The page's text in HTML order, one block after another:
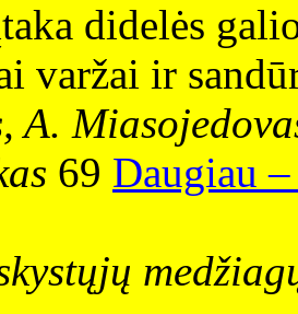
didelės
varžai ir
A.
69 Daugiau